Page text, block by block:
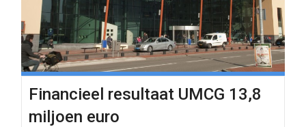
Financieel resultaat UMCG 13,8
miljoen euro